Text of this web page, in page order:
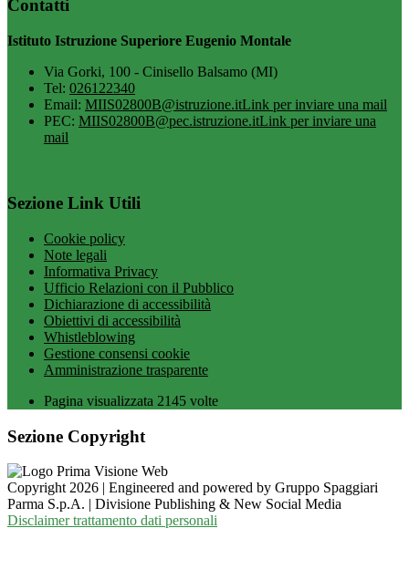
Contatti
Istituto Istruzione Superiore Eugenio Montale
Via Gorki, 100 - Cinisello Balsamo (MI)
Tel: 026122340
Email: MIIS02800B@istruzione.itLink per inviare una mail
PEC: MIIS02800B@pec.istruzione.itLink per inviare una
mail
Sezione Link Utili
Cookie policy
Note legali
Informativa Privacy
Ufficio Relazioni con il Pubblico
Dichiarazione di accessibilità
Obiettivi di accessibilità
Whistleblowing
Gestione consensi cookie
Amministrazione trasparente
Pagina visualizzata 2145 volte
Sezione Copyright
Copyright 2026 | Engineered and powered by Gruppo Spaggiari
Parma S.p.A. | Divisione Publishing & New Social Media
Disclaimer trattamento dati personali